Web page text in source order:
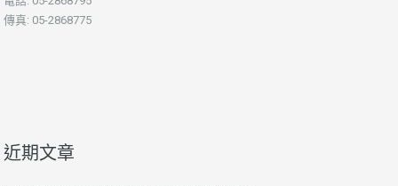
傳真: 05-2868775
近期文章